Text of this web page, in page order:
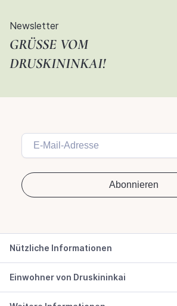
Newsletter
GRÜSSE VOM D
RUSKININKAI!
Nützliche Informationen
Einwohner von Druskininkai